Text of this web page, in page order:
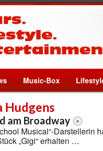
Music-Box
Hudgens
am Broadway
Musical“-Darstellerin
„Gigi“ erhalten …